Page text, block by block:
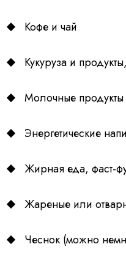
Кофе и чай
Кукуруза и
Молочные продукты
Энергетические
Жирная еда, фаст-
Жареные или
Чеснок (можно